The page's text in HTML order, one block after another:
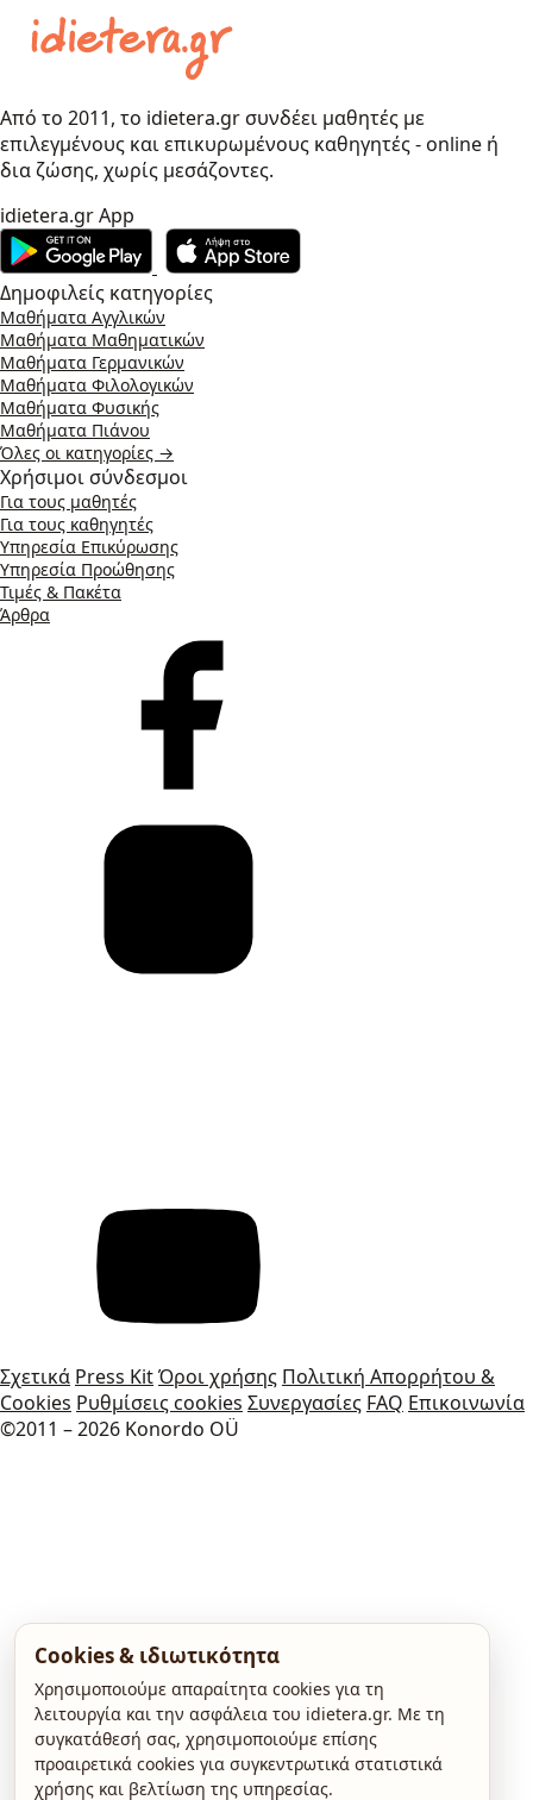
Από το 2011, το idietera.gr συνδέει μαθητές με
επιλεγμένους και επικυρωμένους καθηγητές - online ή
δια ζώσης, χωρίς μεσάζοντες.
idietera.gr App
Δημοφιλείς κατηγορίες
Μαθήματα Αγγλικών
Μαθήματα Μαθηματικών
Μαθήματα Γερμανικών
Μαθήματα Φιλολογικών
Μαθήματα Φυσικής
Μαθήματα Πιάνου
Όλες οι κατηγορίες →
Χρήσιμοι σύνδεσμοι
Για τους μαθητές
Για τους καθηγητές
Υπηρεσία Επικύρωσης
Υπηρεσία Προώθησης
Τιμές & Πακέτα
Άρθρα
Σχετικά Press KitΌροι χρήσης Πολιτική Απορρήτου &
Cookies Ρυθμίσεις cookies Συνεργασίες FAQ Επικοινωνία
©2011 – 2026 Konordo OÜ
Cookies & ιδιωτικότητα
Χρησιμοποιούμε απαραίτητα cookies για τη
λειτουργία και την ασφάλεια του idietera.gr. Με τη
συγκατάθεσή σας, χρησιμοποιούμε επίσης
προαιρετικά cookies για συγκεντρωτικά στατιστικά
χρήσης και βελτίωση της υπηρεσίας.